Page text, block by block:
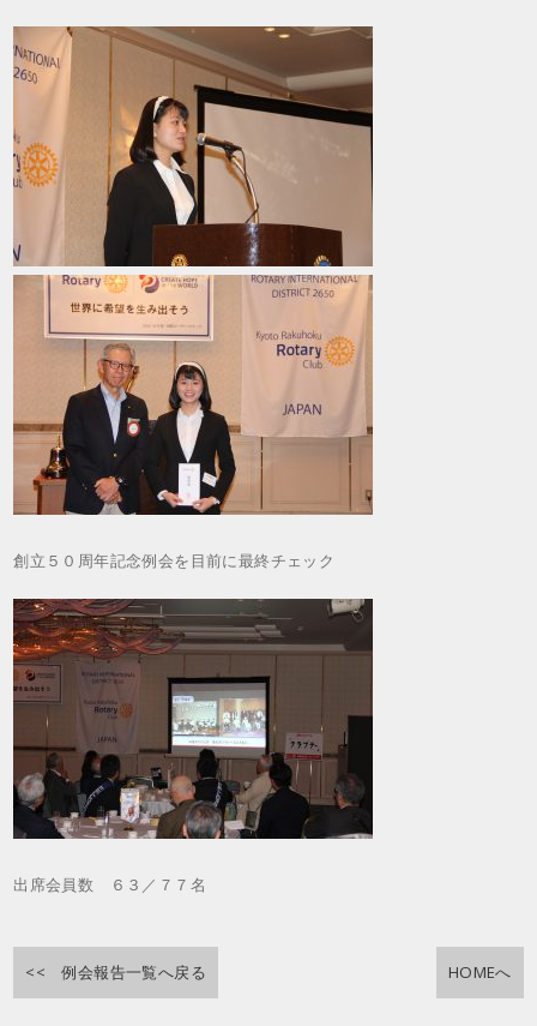
創立５０周年記念例会を目前に最終チェック
出席会員数 ６３／７７名
<< 例会報告一覧へ戻る HOMEへ